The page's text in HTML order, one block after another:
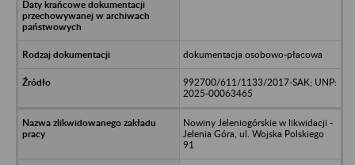
dokumentacja osobowo-płacowa
992700/611/1133/2017-SAK; UNP:
2025-00063465
Nowiny Jeleniogórskie w likwidacji -
Jelenia Góra, ul. Wojska Polskiego
91